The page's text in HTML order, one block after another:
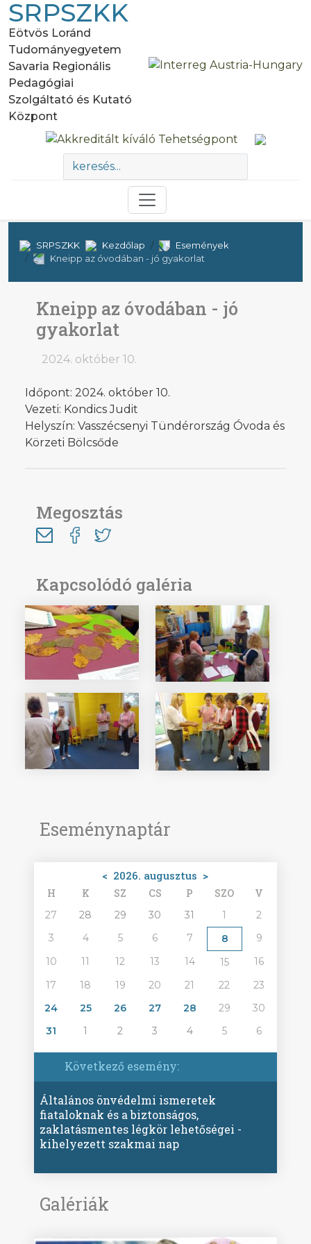
SRPSZKK
Eötvös Loránd
Tudományegyetem
Savaria Regionális
Pedagógiai
Szolgáltató és Kutató
Központ
SRPSZKK Kezdőlap
Események
Kneipp az óvodában - jó gyakorlat
Eseménynaptár
< 2026. augusztus >
H K SZ CS P SZO V
27 28 29 30 31 1
2
3
4 5 6 7 8
9
10
11 12 13 14 15
16
17
18 19 20 21 22
23
24
25 26 27 28 29
30
31
1 2 3 4 5 6
Következő esemény:
Általános önvédelmi ismeretek
fiataloknak és a biztonságos,
zaklatásmentes légkör lehetőségei -
kihelyezett szakmai nap
Galériák
Kneipp az óvodában - jó
gyakorlat
2024. október 10.
Időpont: 2024. október 10.
Vezeti: Kondics Judit
Helyszín: Vasszécsenyi Tündérország Óvoda és
Körzeti Bölcsőde
Megosztás
Kapcsolódó galéria